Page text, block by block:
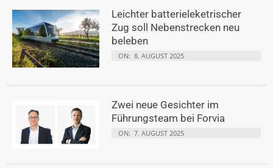
Leichter batterieleketrischer
Zug soll Nebenstrecken neu
beleben
ON: 8. AUGUST 2025
Zwei neue Gesichter im
Führungsteam bei Forvia
ON: 7. AUGUST 2025